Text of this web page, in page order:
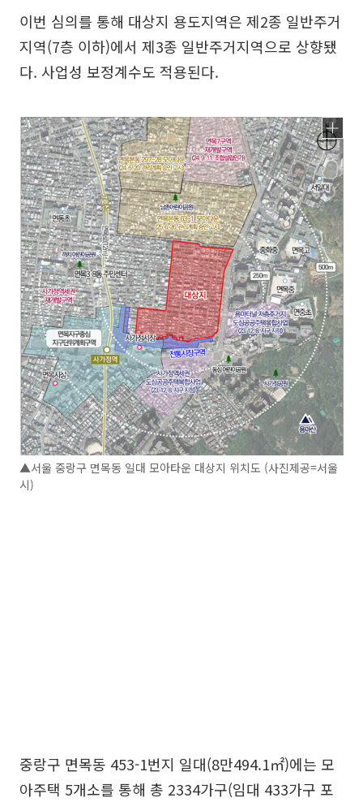
이번 심의를 통해 대상지 용도지역은 제2종 일반주거
지역(7층 이하)에서 제3종 일반주거지역으로 상향됐
다. 사업성 보정계수도 적용된다.
▲서울 중랑구 면목동 일대 모아타운 대상지 위치도 (사진제공=서울
시)
중랑구 면목동 453-1번지 일대(8만494.1㎡)에는 모
아주택 5개소를 통해 총 2334가구(임대 433가구 포